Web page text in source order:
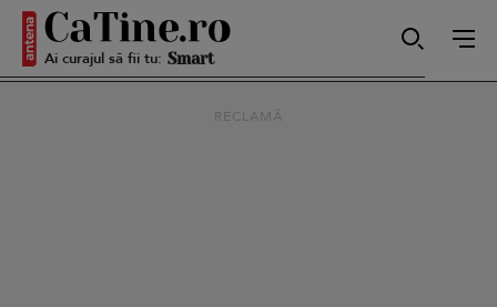
Ai curajul să fii tu: Autentică
RECLAMĂ